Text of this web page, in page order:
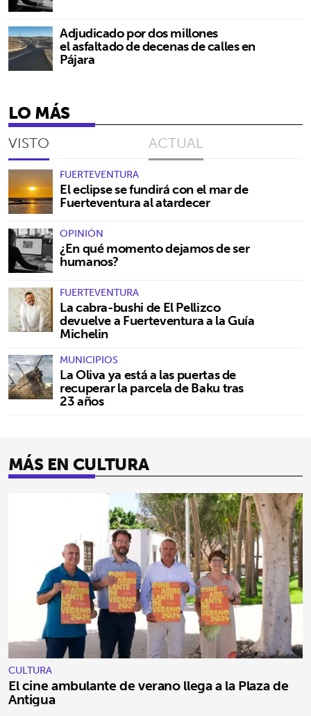
Adjudicado por dos millones
el asfaltado de decenas de calles en
Pájara
LO MÁS
VISTO ACTUAL
FUERTEVENTURA
El eclipse se fundirá con el mar de
Fuerteventura al atardecer
OPINIÓN
¿En qué momento dejamos de ser
humanos?
FUERTEVENTURA
La cabra-bushi de El Pellizco
devuelve a Fuerteventura a la Guía
Michelin
MUNICIPIOS
La Oliva ya está a las puertas de
recuperar la parcela de Baku tras
23 años
MÁS EN CULTURA
CULTURA
El cine ambulante de verano llega a la Plaza de
Antigua